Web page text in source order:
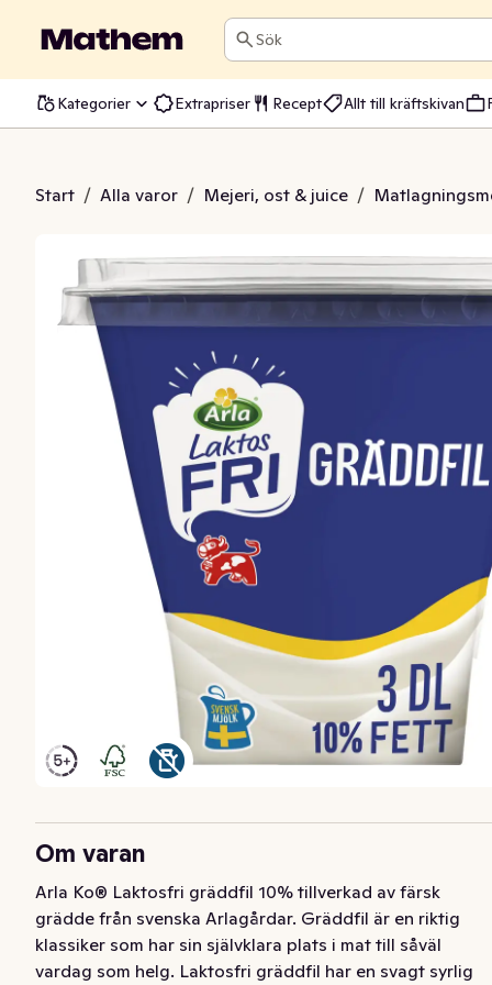
Sök
Kategorier Extrapriser Recept Allt till kräftskivan
Start / Alla varor / Mejeri, ost & juice /
Laktosfri 10%
Om varan
Arla Ko® Laktosfri gräddfil 10% tillverkad av färsk
grädde från svenska Arlagårdar. Gräddfil är en riktig
klassiker som har sin självklara plats i mat till såväl
vardag som helg. Laktosfri gräddfil har en svagt syrlig